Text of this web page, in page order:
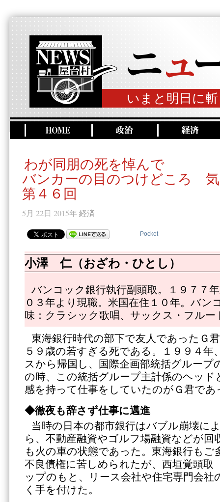
いまと明日に
わが同朋の死を悼んで
バンカーの目のつけどころ
第４６回
5月 22日 2015年 経済
Pocket
小澤 仁（おざわ・ひとし）
バンコック銀行執行副頭取。１９７７
０３年より現職。米国在住１０年。バン
味：クラシック歌唱、サックス・フルー
東海銀行時代の部下で友人であったＧ
５９歳の若すぎる死である。１９９４年
スから帰国し、国際企画部統括グループ
の時、この統括グループ主計係のヘッド
感を持って仕事をしていたのがＧ君であ
◆徹夜も辞さず仕事に邁進
当時の日本の都市銀行はバブル崩壊に
ら、不動産融資やゴルフ場融資などが回
も火の車の状態であった。東海銀行もご
不良債権に苦しめられたが、西垣覚頭取
ップのもと、リース会社や住宅専門会
く手を付けた。